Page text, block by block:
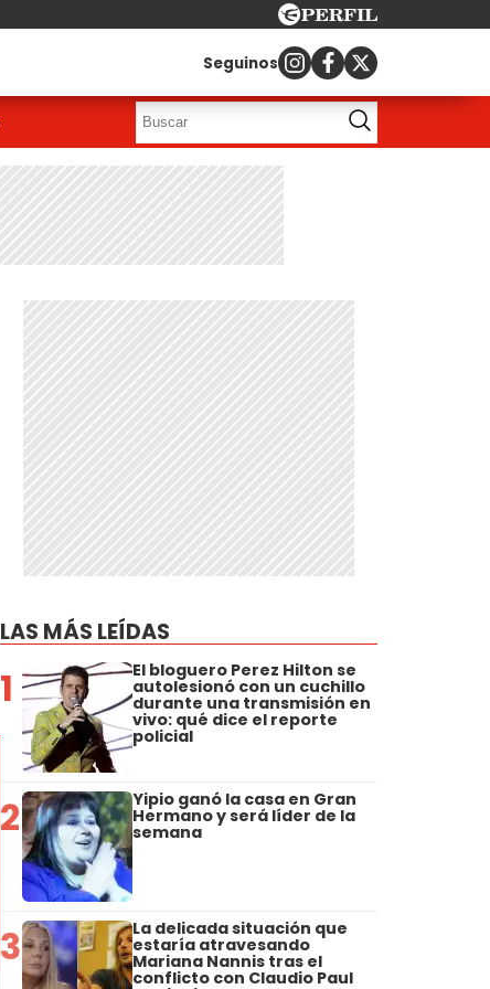
Seguinos
LAS MÁS LEÍDAS
1 El bloguero Perez Hilton se
autolesionó con un cuchillo
durante una transmisión en
vivo: qué dice el reporte
policial
2 Yipio ganó la casa en Gran
Hermano y será líder de la
semana
3 La delicada situación que
estaría atravesando
Mariana Nannis tras el
conflicto con Claudio Paul